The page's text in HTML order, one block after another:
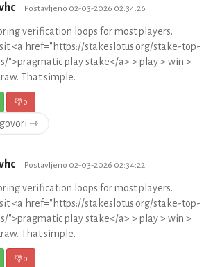
Postavljeno 02-03-2026 02:34:26
verification loops for most players.
<a href="https://stakeslotus.org/stake-top-
">pragmatic play stake</a> > play > win >
That simple.
👎0
⇾
Postavljeno 02-03-2026 02:34:22
verification loops for most players.
<a href="https://stakeslotus.org/stake-top-
">pragmatic play stake</a> > play > win >
That simple.
👎0